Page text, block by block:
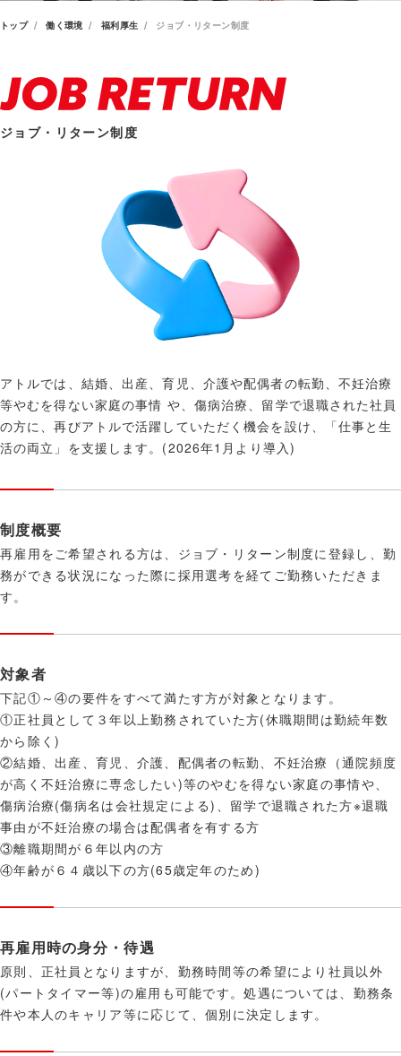
トップ 働く環境 福利厚生 ジョブ・リターン制度
ジョブ・リターン制度
アトルでは、結婚、出産、育児、介護や配偶者の転勤、不妊治療
等やむを得ない家庭の事情 や、傷病治療、留学で退職された社員
の方に、再びアトルで活躍していただく機会を設け、「仕事と生
活の両立」を支援します。(2026年1月より導入)
制度概要
再雇用をご希望される方は、ジョブ・リターン制度に登録し、勤
務ができる状況になった際に採用選考を経てご勤務いただきま
す。
対象者
下記①～④の要件をすべて満たす方が対象となります。
①正社員として３年以上勤務されていた方(休職期間は勤続年数
から除く)
②結婚、出産、育児、介護、配偶者の転勤、不妊治療（通院頻度
が高く不妊治療に専念したい)等のやむを得ない家庭の事情や、
傷病治療(傷病名は会社規定による)、留学で退職された方※退職
事由が不妊治療の場合は配偶者を有する方
③離職期間が６年以内の方
④年齢が６４歳以下の方(65歳定年のため)
再雇用時の身分・待遇
原則、正社員となりますが、勤務時間等の希望により社員以外
(パートタイマー等)の雇用も可能です。処遇については、勤務条
件や本人のキャリア等に応じて、個別に決定します。